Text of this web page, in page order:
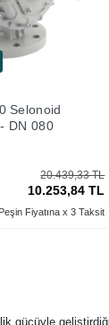
Selonoid
DN 080
20.439,33 TL
10.253,84 TL
Peşin Fiyatına x 3 Taksit
gücüyle